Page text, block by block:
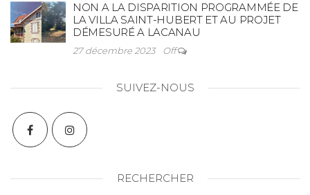
NON A LA DISPARITION PROGRAMMÉE DE
LA VILLA SAINT-HUBERT ET AU PROJET
DÉMESURÉ A LACANAU
27 décembre 2023 Off
SUIVEZ-NOUS
RECHERCHER